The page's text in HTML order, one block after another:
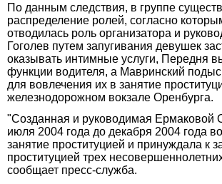
По данным следствия, в группе
распределение ролей, согласно
отводилась роль организатора и
Гоголев путем запугивания девушек
оказывать интимные услуги, Передня
функции водителя, а Мавринский
для вовлечения их в занятие
железнодорожном вокзале Оренбурга.
"Созданная и руководимая Ермаковой
июля 2004 года до декабря 2004 года
занятие проституцией и принуждала к
проституцией трех
сообщает пресс-служба.